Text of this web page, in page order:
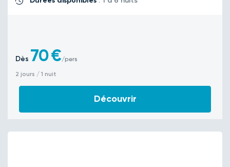
Dès 70€/pers
2 jours / 1 nuit
Découvrir